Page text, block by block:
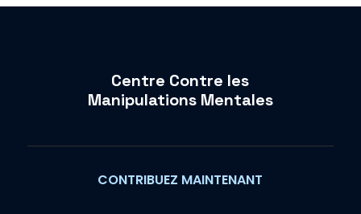
Centre Contre les
Manipulations Mentales
CONTRIBUEZ MAINTENANT